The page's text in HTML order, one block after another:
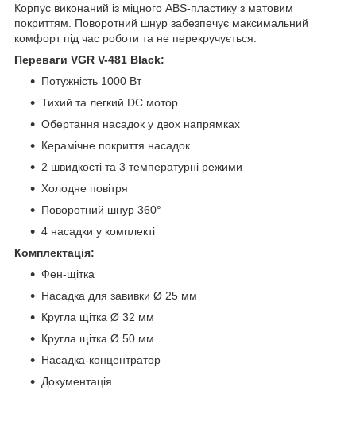
Корпус виконаний із міцного ABS-пластику з матовим
покриттям. Поворотний шнур забезпечує максимальний
комфорт під час роботи та не перекручується.
Переваги VGR V-481 Black:
Потужність 1000 Вт
Тихий та легкий DC мотор
Обертання насадок у двох напрямках
Керамічне покриття насадок
2 швидкості та 3 температурні режими
Холодне повітря
Поворотний шнур 360°
4 насадки у комплекті
Комплектація:
Фен-щітка
Насадка для завивки Ø 25 мм
Кругла щітка Ø 32 мм
Кругла щітка Ø 50 мм
Насадка-концентратор
Документація